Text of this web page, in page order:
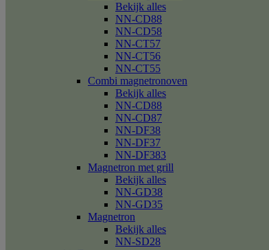
Bekijk alles
NN-CD88
NN-CD58
NN-CT57
NN-CT56
NN-CT55
Combi magnetronoven
Bekijk alles
NN-CD88
NN-CD87
NN-DF38
NN-DF37
NN-DF383
Magnetron met grill
Bekijk alles
NN-GD38
NN-GD35
Magnetron
Bekijk alles
NN-SD28